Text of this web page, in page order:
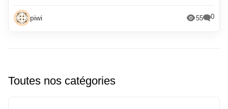
piwi 55 0
Toutes nos catégories